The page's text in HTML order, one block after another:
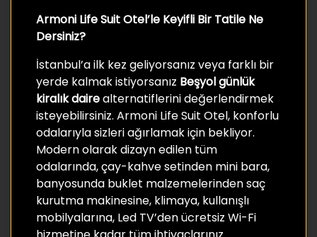
Armoni Life Suit Otel’le Keyifli Bir Tatile Ne
Dersiniz?
İstanbul’a ilk kez geliyorsanız veya farklı bir
yerde kalmak istiyorsanız Beşyol günlük
kiralık dairealternatiflerini değerlendirmek
isteyebilirsiniz. Armoni Life Suit Otel, konforlu
odalarıyla sizleri ağırlamak için bekliyor.
Modern olarak dizayn edilen tüm
odalarında, çay-kahve setinden mini bara,
banyosunda buklet malzemelerinden saç
kurutma makinesine, klimaya, kullanışlı
mobilyalarına, Led TV’den ücretsiz Wi-Fi